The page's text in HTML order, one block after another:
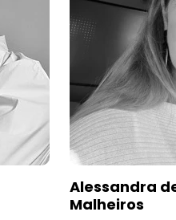
Alessandra
Malheiros